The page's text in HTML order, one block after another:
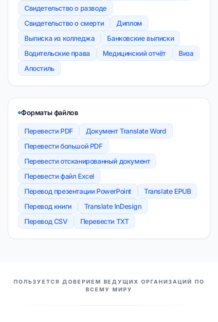
Свидетельство о разводе
Свидетельство о смерти
Диплом
Выписка из колледжа
Банковские выписки
Водительские права
Медицинский отчёт
Виза
Апостиль
Форматы файлов
Перевести PDF
Документ Translate Word
Перевести большой PDF
Перевести отсканированный документ
Перевести файл Excel
Перевод презентации PowerPoint
Translate EPUB
Перевод книги
Translate InDesign
Перевод CSV
Перевести TXT
НАШИ ПАРТНЕРЫ
ПОЛЬЗУЕТСЯ ДОВЕРИЕМ ВЕДУЩИХ ОРГАНИЗАЦИЙ ПО
ВСЕМУ МИРУ